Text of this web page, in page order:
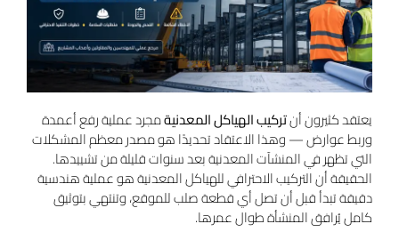
يعتقد كثيرون أنتركيب الهياكل المعدنيةمجرد عملية رفع أعمدة
وربط عوارض — وهذا الاعتقاد تحديدًا هو مصدر معظم المشكلات
التي تظهر في المنشآت المعدنية بعد سنوات قليلة من تشييدها.
الحقيقة أن التركيب الاحترافي للهياكل المعدنية هو عملية هندسية
دقيقة تبدأ قبل أن تصل أي قطعة صلب للموقع، وتنتهي بتوثيق
كامل يُرافق المنشأة طوال عمرها.